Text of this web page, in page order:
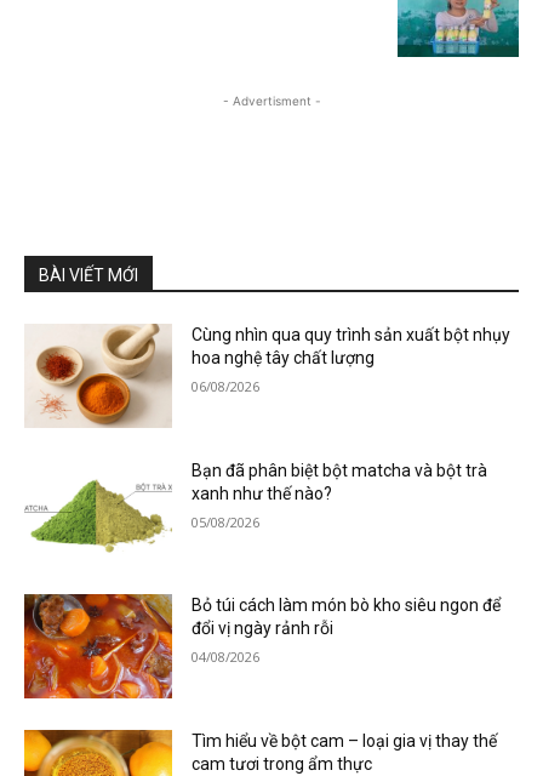
- Advertisment -
BÀI VIẾT MỚI
Cùng nhìn qua quy trình sản xuất bột nhụy
hoa nghệ tây chất lượng
06/08/2026
Bạn đã phân biệt bột matcha và bột trà
xanh như thế nào?
05/08/2026
Bỏ túi cách làm món bò kho siêu ngon để
đổi vị ngày rảnh rỗi
04/08/2026
Tìm hiểu về bột cam – loại gia vị thay thế
cam tươi trong ẩm thực